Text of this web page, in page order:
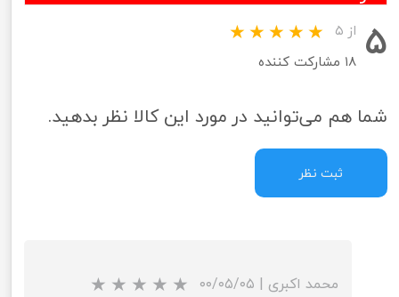
۵ از ۵
۱۸ مشارکت کننده
شما هم می‌توانید در مورد این کالا نظر بدهید.
ثبت نظر
محمد اکبری | ۰۰/۰۵/۰۵